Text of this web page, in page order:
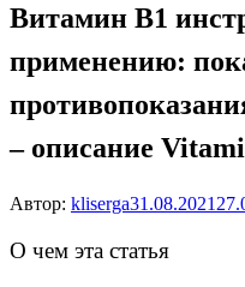
Витамин B1
применению:
– описание
Автор: kliserga31.08.2021
О чем эта статья